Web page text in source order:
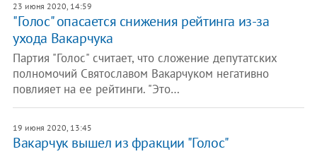
23 июня 2020, 14:59
​"Голос" опасается снижения рейтинга из-за
ухода Вакарчука
Партия "Голос" считает, что сложение депутатских
полномочий Святославом Вакарчуком негативно
повлияет на ее рейтинги. "Это…
19 июня 2020, 13:45
Вакарчук вышел из фракции "Голос"